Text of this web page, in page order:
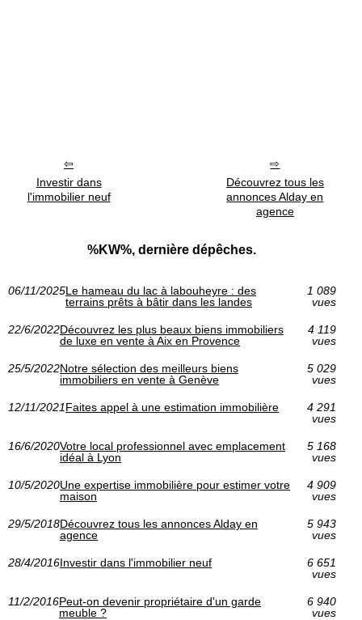
Investir dans
l'immobilier neuf
Découvrez tous les
annonces Alday en
agence
%KW%, dernière dépêches.
06/11/2025Le hameau du lac à labouheyre : des
terrains prêts à bâtir dans les landes
1 089
vues
22/6/2022Découvrez les plus beaux biens immobiliers
de luxe en vente à Aix en Provence
4 119
vues
25/5/2022Notre sélection des meilleurs biens
immobiliers en vente à Genève
5 029
vues
12/11/2021Faites appel à une estimation immobilière
4 291
vues
16/6/2020Votre local professionnel avec emplacement
idéal à Lyon
5 168
vues
10/5/2020Une expertise immobilière pour estimer votre
maison
4 909
vues
29/5/2018Découvrez tous les annonces Alday en
agence
5 943
vues
28/4/2016Investir dans l'immobilier neuf
6 651
vues
11/2/2016Peut-on devenir propriétaire d'un garde
meuble ?
6 940
vues